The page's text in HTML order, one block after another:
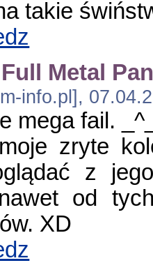
takie
Metal
info.pl],
mega fail.
zryte
z
od
XD